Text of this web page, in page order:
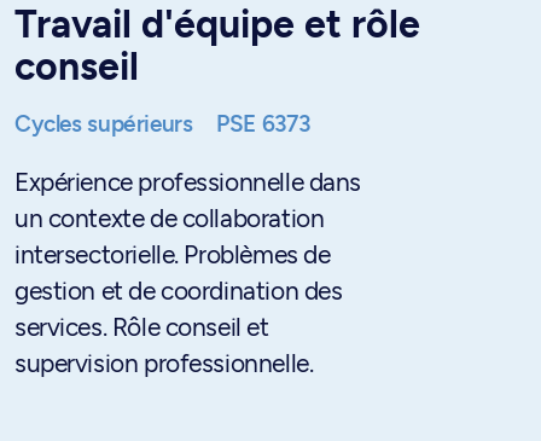
Travail d'équipe et rôle
conseil
Cycles supérieurs PSE 6373
Expérience professionnelle dans
un contexte de collaboration
intersectorielle. Problèmes de
gestion et de coordination des
services. Rôle conseil et
supervision professionnelle.